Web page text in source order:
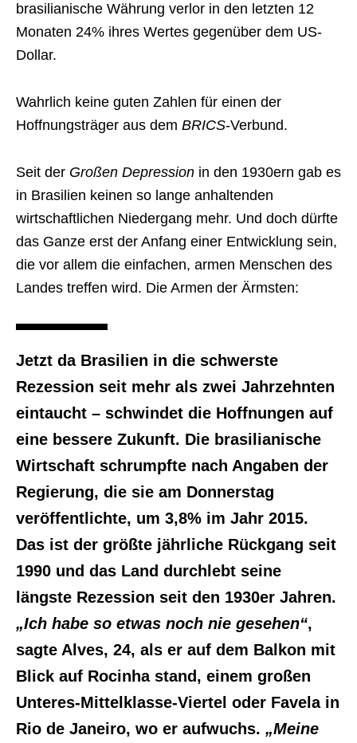
brasilianische Währung verlor in den letzten 12
Monaten 24% ihres Wertes gegenüber dem US-
Dollar.
Wahrlich keine guten Zahlen für einen der
Hoffnungsträger aus dem BRICS-Verbund.
Seit der Großen Depression in den 1930ern gab es
in Brasilien keinen so lange anhaltenden
wirtschaftlichen Niedergang mehr. Und doch dürfte
das Ganze erst der Anfang einer Entwicklung sein,
die vor allem die einfachen, armen Menschen des
Landes treffen wird. Die Armen der Ärmsten:
Jetzt da Brasilien in die schwerste
Rezession seit mehr als zwei Jahrzehnten
eintaucht – schwindet die Hoffnungen auf
eine bessere Zukunft. Die brasilianische
Wirtschaft schrumpfte nach Angaben der
Regierung, die sie am Donnerstag
veröffentlichte, um 3,8% im Jahr 2015.
Das ist der größte jährliche Rückgang seit
1990 und das Land durchlebt seine
längste Rezession seit den 1930er Jahren.
„Ich habe so etwas noch nie gesehen“,
sagte Alves, 24, als er auf dem Balkon mit
Blick auf Rocinha stand, einem großen
Unteres-Mittelklasse-Viertel oder Favela in
Rio de Janeiro, wo er aufwuchs. „Meine